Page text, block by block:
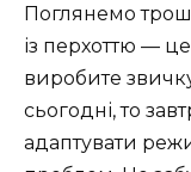
Поглянемо
із перхоттю —
виробите
сьогодні, то
адаптувати